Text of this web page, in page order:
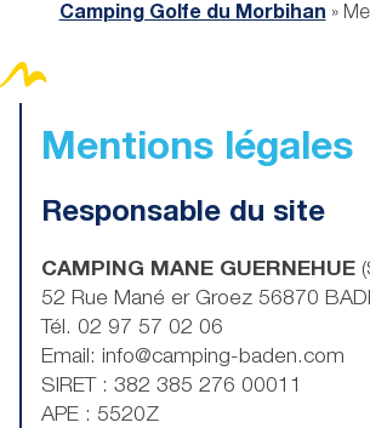
Camping Golfe du Morbihan »
Mentions légales
Responsable du site
CAMPING MANE GUERNEHUE
52 Rue Mané er Groez 56870
Tél. 02 97 57 02 06
Email: info@camping-baden.com
SIRET : 382 385 276 00011
APE : 5520Z